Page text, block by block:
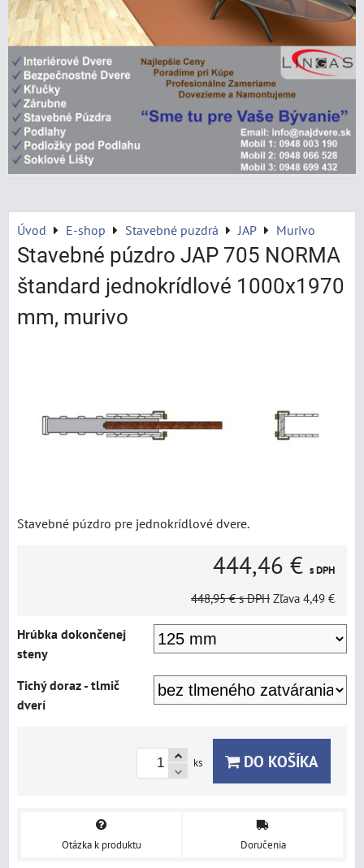
Úvod E-shop Stavebné puzdrá JAP Murivo
Stavebné púzdro JAP 705 NORMA
štandard jednokrídlové 1000x1970
mm, murivo
Stavebné púzdro pre jednokrídlové dvere.
444,46 € s DPH
448,95 € s DPH Zľava 4,49 €
Hrúbka dokončenej
steny
Tichý doraz - tlmič
dverí
ks DO KOŠÍKA
Otázka k produktu Doručenia